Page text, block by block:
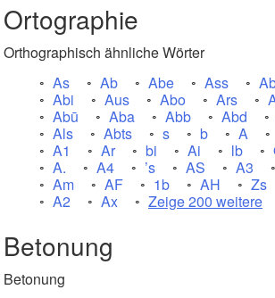
Ortographie
Orthographisch ähnliche Wörter
As
Ab Abe Ass
Abi
Aus Abo Ars
Abū
Aba Abb Abd
Als
Abts s b A
A1
Ar bi Ai lb
A.
A4 ’s AS A3
Am
AF 1b AH Zs
A2
Ax Zeige 200 weitere
Betonung
Betonung